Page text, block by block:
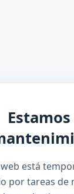
está
por tareas de